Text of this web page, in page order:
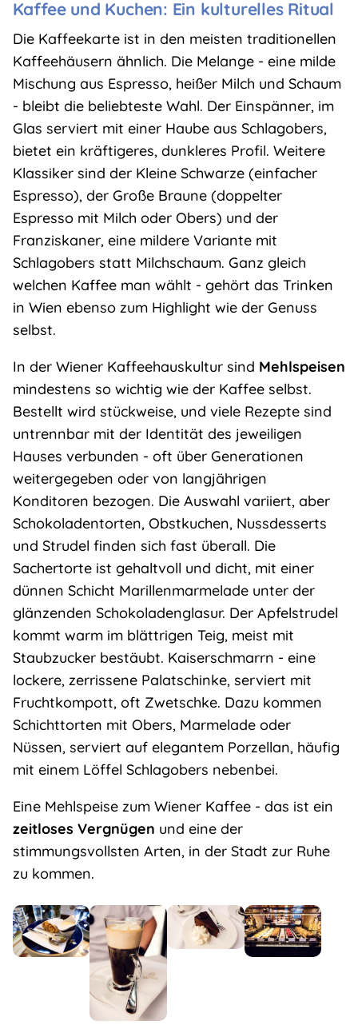
Kaffee und Kuchen: Ein kulturelles Ritual
Die Kaffeekarte ist in den meisten traditionellen
Kaffeehäusern ähnlich. Die Melange- eine milde
Mischung aus Espresso, heißer Milch und Schaum
- bleibt die beliebteste Wahl. Der Einspänner, im
Glas serviert mit einer Haube aus Schlagobers,
bietet ein kräftigeres, dunkleres Profil. Weitere
Klassiker sind der Kleine Schwarze(einfacher
Espresso), der Große Braune(doppelter
Espresso mit Milch oder Obers) und der
Franziskaner, eine mildere Variante mit
Schlagobers statt Milchschaum. Ganz gleich
welchen Kaffee man wählt - gehört das Trinken
in Wien ebenso zum Highlight wie der Genuss
selbst.
In der Wiener Kaffeehauskultur sind Mehlspeisen
mindestens so wichtig wie der Kaffee selbst.
Bestellt wird stückweise, und viele Rezepte sind
untrennbar mit der Identität des jeweiligen
Hauses verbunden - oft über Generationen
weitergegeben oder von langjährigen
Konditoren bezogen. Die Auswahl variiert, aber
Schokoladentorten, Obstkuchen, Nussdesserts
und Strudel finden sich fast überall. Die
Sachertorteist gehaltvoll und dicht, mit einer
dünnen Schicht Marillenmarmelade unter der
glänzenden Schokoladenglasur. Der Apfelstrudel
kommt warm im blättrigen Teig, meist mit
Staubzucker bestäubt. Kaiserschmarrn - eine
lockere, zerrissene Palatschinke, serviert mit
Fruchtkompott, oft Zwetschke. Dazu kommen
Schichttorten mit Obers, Marmelade oder
Nüssen, serviert auf elegantem Porzellan, häufig
mit einem Löffel Schlagobers nebenbei.
Eine Mehlspeise zum Wiener Kaffee - das ist ein
zeitloses Vergnügen und eine der
stimmungsvollsten Arten, in der Stadt zur Ruhe
zu kommen.